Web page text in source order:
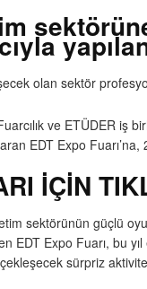
olan sektör
ve ETÜDER iş
EDT Expo
İÇİN
sektörünün güçlü
EDT Expo Fuarı, bu
sürpriz